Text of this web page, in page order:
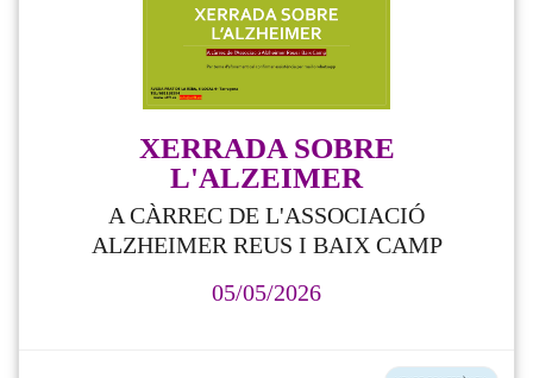
XERRADA SOBRE
L'ALZEIMER
A CÀRREC DE L'ASSOCIACIÓ
ALZHEIMER REUS I BAIX CAMP
05/05/2026